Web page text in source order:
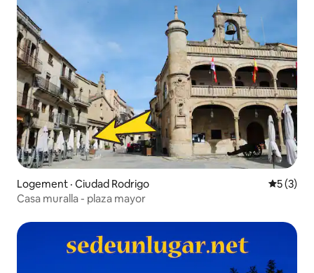
Logement · Ciudad Rodrigo Note
5 (3)
Casa muralla - plaza mayor